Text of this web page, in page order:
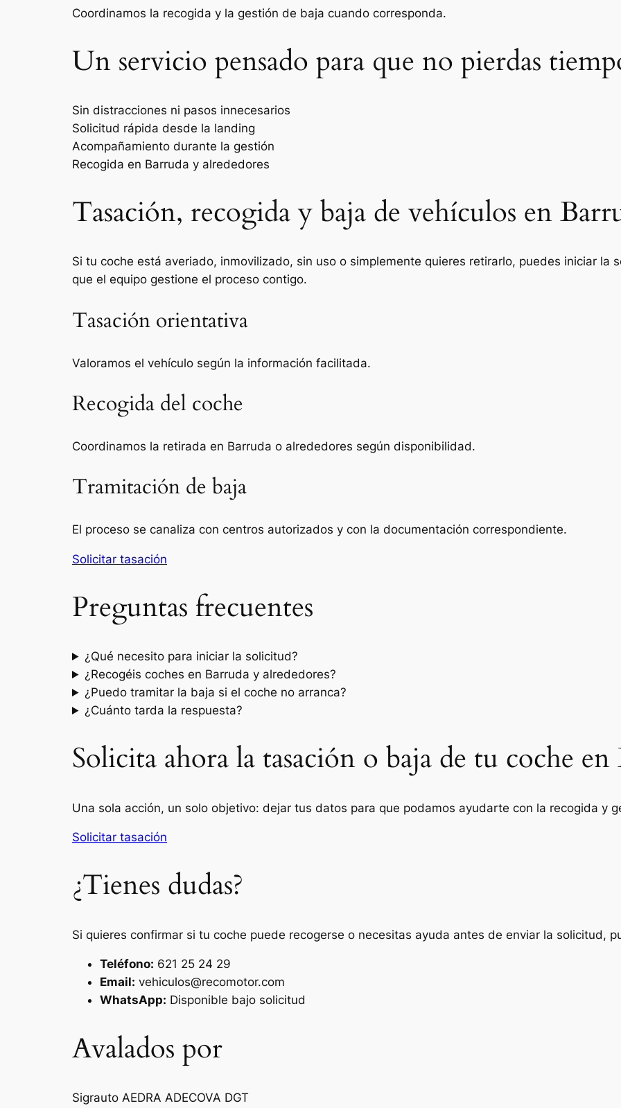
Coordinamos la recogida y la gestión de baja cuando corresponda.
Un servicio pensado para que no pierdas
Sin distracciones ni pasos innecesarios
Solicitud rápida desde la landing
Acompañamiento durante la gestión
Recogida en Barruda y alrededores
Tasación, recogida y baja de vehículos en
Si tu coche está averiado, inmovilizado, sin uso o simplemente quieres retirarlo, puedes iniciar la
que el equipo gestione el proceso contigo.
Tasación orientativa
Valoramos el vehículo según la información facilitada.
Recogida del coche
Coordinamos la retirada en Barruda o alrededores según disponibilidad.
Tramitación de baja
El proceso se canaliza con centros autorizados y con la documentación correspondiente.
Solicitar tasación
Preguntas frecuentes
¿Qué necesito para iniciar la solicitud?
¿Recogéis coches en Barruda y alrededores?
¿Puedo tramitar la baja si el coche no arranca?
¿Cuánto tarda la respuesta?
Solicita ahora la tasación o baja de tu coche
Una sola acción, un solo objetivo: dejar tus datos para que podamos ayudarte con la recogida y
Solicitar tasación
¿Tienes dudas?
Si quieres confirmar si tu coche puede recogerse o necesitas ayuda antes de enviar la solicitud,
Teléfono: 621 25 24 29
Email: vehiculos@recomotor.com
WhatsApp: Disponible bajo solicitud
Avalados por
Sigrauto AEDRA ADECOVA DGT